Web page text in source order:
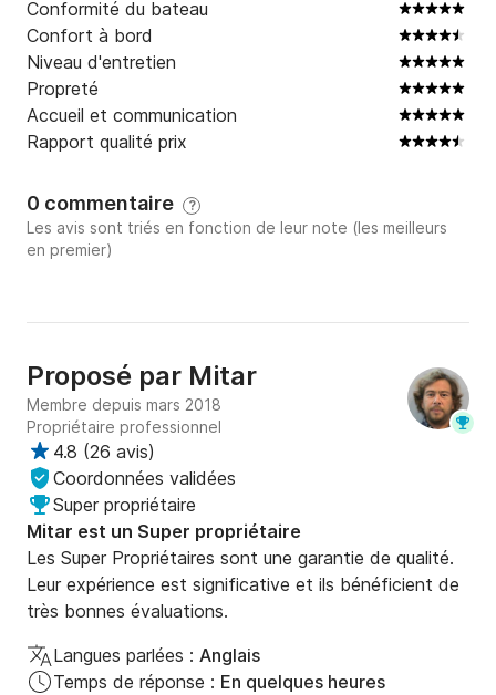
Conformité du bateau
Confort à bord
Niveau d'entretien
Propreté
Accueil et communication
Rapport qualité prix
0 commentaire ?
Les avis sont triés en fonction de leur note (les meilleurs
en premier)
Proposé par Mitar
Membre depuis mars 2018
Propriétaire professionnel
4.8 (26 avis)
Coordonnées validées
Super propriétaire
Mitar est un Super propriétaire
Les Super Propriétaires sont une garantie de qualité.
Leur expérience est significative et ils bénéficient de
très bonnes évaluations.
Langues parlées : Anglais
Temps de réponse : En quelques heures